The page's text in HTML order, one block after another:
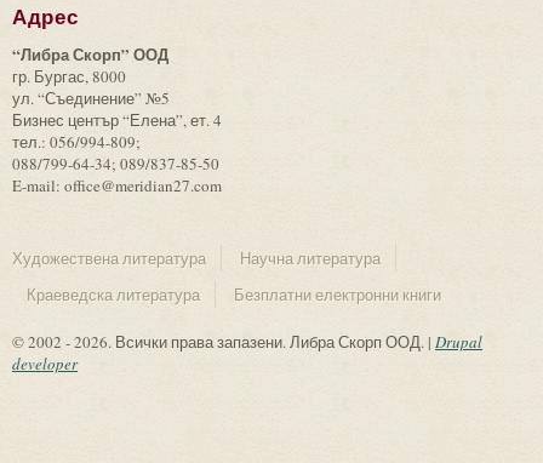
Адрес
“Либра Скорп” ООД
гр. Бургас, 8000
ул. “Съединение” №5
Бизнес център “Елена”, ет. 4
тел.: 056/994-809;
088/799-64-34; 089/837-85-50
E-mail: office@meridian27.com
Художествена литература
Научна литература
Краеведска литература
Безплатни електронни книги
© 2002 - 2026. Всички права запазени. Либра Скорп ООД. | Drupal
developer